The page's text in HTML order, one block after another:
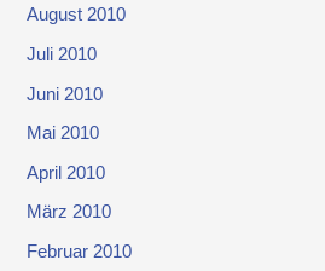
August 2010
Juli 2010
Juni 2010
Mai 2010
April 2010
März 2010
Februar 2010